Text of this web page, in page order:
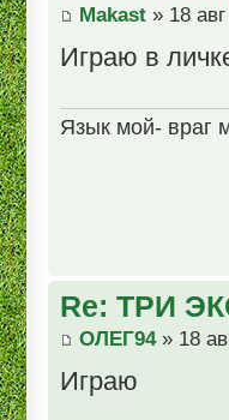
Makast » 18
Играю в
Язык мой- враг
Re: ТРИ
ОЛЕГ94» 18
Играю